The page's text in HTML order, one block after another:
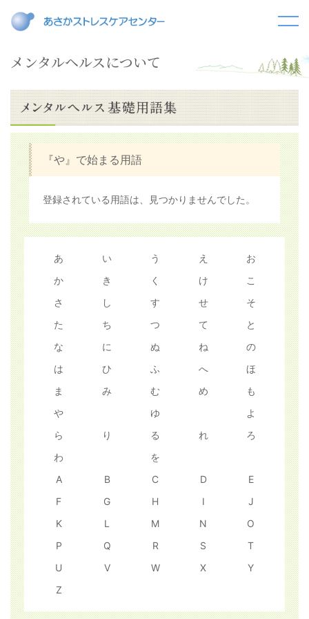
メンタルヘルスについて
『や』で始まる用語
登録されている用語は、見つかりませんでした。
あ い う え
お
か
き く け
こ
さ
し す せ
そ
た
ち つ て
と
な
に ぬ ね
の
は
ひ ふ へ
ほ
ま
み む め
も
や
ゆ
よ
ら
り る れ
ろ
わ
を
A
B C D
E
F
G H I
J
K
L M N
O
P
Q R S
T
U
V W X
Y
Z